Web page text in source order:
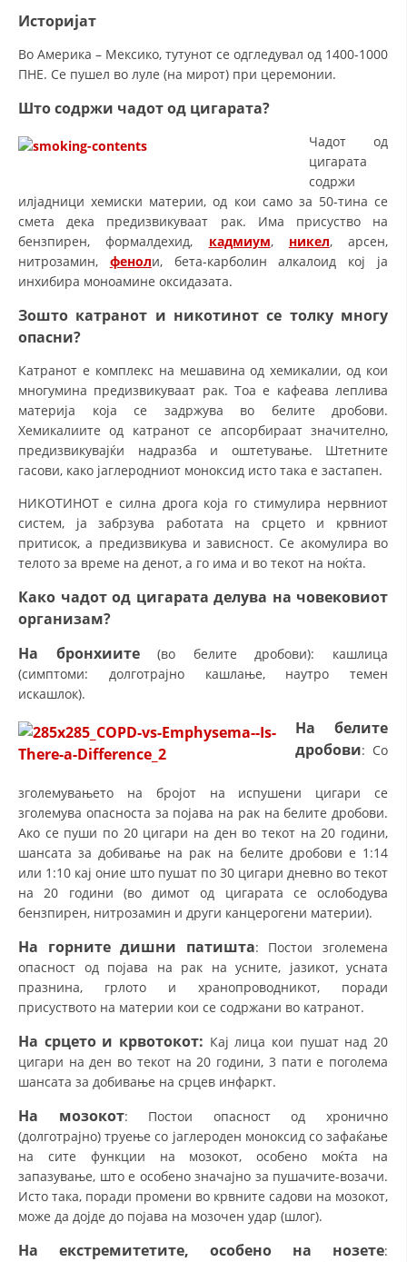
Историјат
Во Америка – Мексико, тутунот се одгледувал од 1400-1000
ПНЕ. Се пушел во луле (на мирот) при церемонии.
Што содржи чадот од цигарата?
Чадот од
цигарата
содржи
илјадници хемиски материи, од кои само за 50-тина се
смета дека предизвикуваат рак. Има присуство на
бензпирен, формалдехид, кадмиум, никел, арсен,
нитрозамин, феноли, бета-карболин алкалоид кој ја
инхибира моноамине оксидазата.
Зошто катранот и никотинот се толку многу
опасни?
Катранот е комплекс на мешавина од хемикалии, од кои
многумина предизвикуваат рак. Тоа е кафеава леплива
материја која се задржува во белите дробови.
Хемикалиите од катранот се апсорбираат значително,
предизвикувајќи надразба и оштетување. Штетните
гасови, како јаглеродниот моноксид исто така е застапен.
НИКОТИНОТ е силна дрога која го стимулира нервниот
систем, ја забрзува работата на срцето и крвниот
притисок, а предизвикува и зависност. Се акомулира во
телото за време на денот, а го има и во текот на ноќта.
Како чадот од цигарата делува на човековиот
организам?
На бронхиите(во белите дробови): кашлица
(симптоми: долготрајно кашлање, наутро темен
искашлок).
На белите
дробови: Со
зголемувањето на бројот на испушени цигари се
зголемува опасноста за појава на рак на белите дробови.
Ако се пуши по 20 цигари на ден во текот на 20 години,
шансата за добивање на рак на белите дробови е 1:14
или 1:10 кај оние што пушат по 30 цигари дневно во текот
на 20 години (во димот од цигарата се ослободува
бензпирен, нитрозамин и други канцерогени материи).
На горните дишни патишта: Постои зголемена
опасност од појава на рак на усните, јазикот, усната
празнина, грлото и хранопроводникот, поради
присуството на материи кои се содржани во катранот.
На срцето и крвотокот: Кај лица кои пушат над 20
цигари на ден во текот на 20 години, 3 пати е поголема
шансата за добивање на срцев инфаркт.
На мозокот: Постои опасност од хронично
(долготрајно) труење со јаглероден моноксид со зафаќање
на сите функции на мозокот, особено моќта на
запазување, што е особено значајно за пушачите-возачи.
Исто така, поради промени во крвните садови на мозокот,
може да дојде до појава на мозочен удар (шлог).
На екстремитетите, особено на нозете: